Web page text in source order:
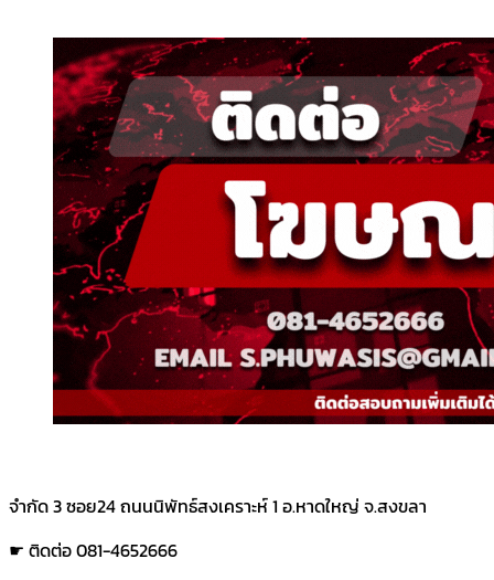
จำกัด 3 ซอย24 ถนนนิพัทธ์สงเคราะห์ 1 อ.หาดใหญ่ จ.สงขลา
☛ ติดต่อ 081-4652666